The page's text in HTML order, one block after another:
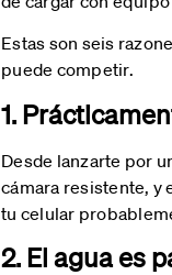
Estas son seis
puede competir.
1.
Desde lanzarte por
cámara resistente, y
tu celular
2. El agua es